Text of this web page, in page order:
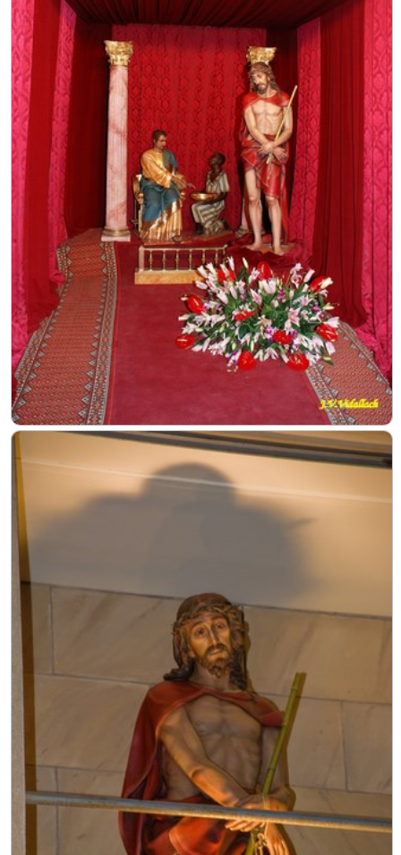
Procesión de las Antorchas
Actos
Otros